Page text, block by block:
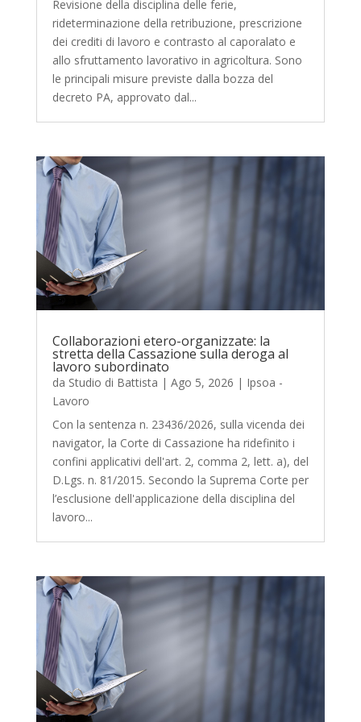
Revisione della disciplina delle ferie,
rideterminazione della retribuzione, prescrizione
dei crediti di lavoro e contrasto al caporalato e
allo sfruttamento lavorativo in agricoltura. Sono
le principali misure previste dalla bozza del
decreto PA, approvato dal...
Collaborazioni etero-organizzate: la
stretta della Cassazione sulla deroga al
lavoro subordinato
da Studio di Battista | Ago 5, 2026 | Ipsoa -
Lavoro
Con la sentenza n. 23436/2026, sulla vicenda dei
navigator, la Corte di Cassazione ha ridefinito i
confini applicativi dell'art. 2, comma 2, lett. a), del
D.Lgs. n. 81/2015. Secondo la Suprema Corte per
l’esclusione dell'applicazione della disciplina del
lavoro...